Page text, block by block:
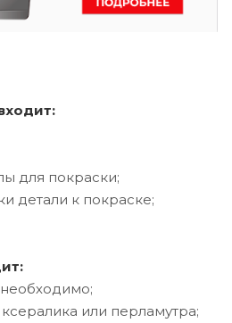
для покраски;
детали к покраске;
или перламутра;